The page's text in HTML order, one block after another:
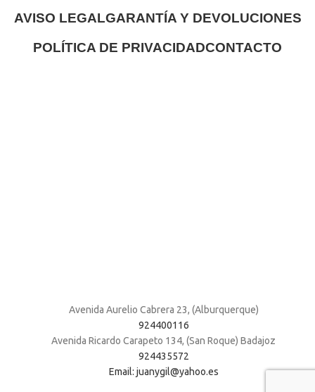
AVISO LEGALGARANTÍA Y DEVOLUCIONES
POLÍTICA DE PRIVACIDADCONTACTO
Avenida Aurelio Cabrera 23, (Alburquerque)
924400116
Avenida Ricardo Carapeto 134, (San Roque) Badajoz
924435572
Email: juanygil@yahoo.es